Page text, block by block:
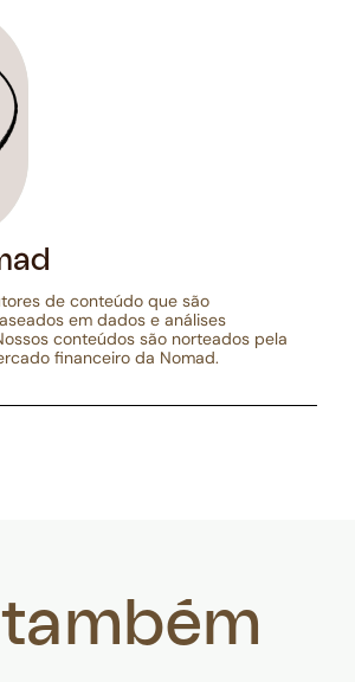
de conteúdo que são
em dados e análises
conteúdos são norteados pela
financeiro da Nomad.
também